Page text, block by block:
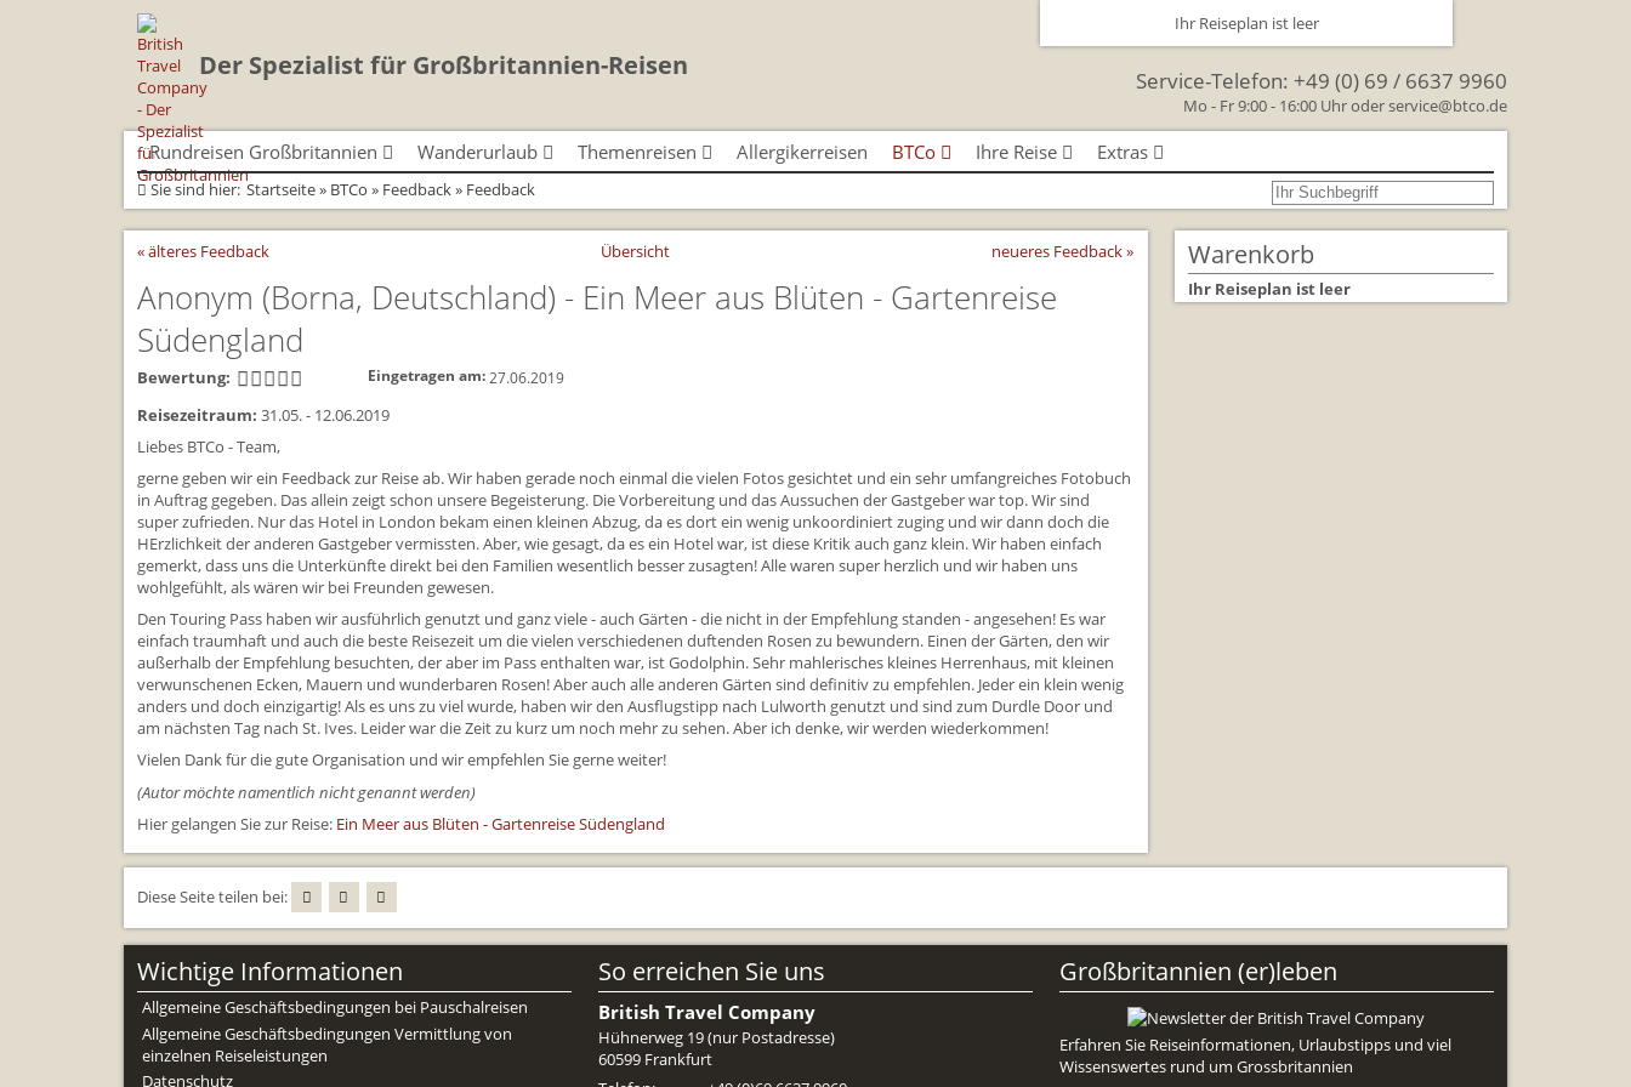
Der Spezialist für Großbritannien-Reisen Service-Telefon: +49 (0) 69 / 6637 9960
Mo - Fr 9:00 - 16:00 Uhr oderservice@btco.de
Rundreisen Großbritannien
Autorundreisen
Herzlich Willkommen
England
Wales
Busrundreisen
Cornwall
Wales
Reisen durch England und Wales
per Minibus
Minibus
Wanderurlaub
Geführte Wandertouren
Wandern in Cornwall
Wandern in England
Wandern in Wales
Individualtouren
Wandern in Cornwall (South West
Wandern in Schottland
Themenreisen
Für Outlander‑Fans: inspiriert durch die
Highland Saga
Gartenreisen England
Whiskyreisen Schottland
Allergikerreisen BTCo
News
Feedback
Ihre Reise
Anreise nach Großbritannien
Bezahlung Ihrer Großbritannien Reise
Checkliste
Individuelle Familienreisen in Großbritannien
Links
Mietwagen & Verkehr
Reiseversicherung
Unterkünfte
Zimmer
Extras
Versicherungsschutz
Sie sind hier: Startseite» BTCo » Feedback» Feedback
Ihr Reiseplan ist leer
« älteres Feedback Übersicht neueres Feedback »
Anonym (Borna, Deutschland) - Ein Meer aus Blüten - Gartenreise
Südengland
Bewertung: Eingetragen am: 27.06.2019
Reisezeitraum: 31.05. - 12.06.2019
Liebes BTCo - Team,
gerne geben wir ein Feedback zur Reise ab. Wir haben gerade noch einmal die vielen Fotos gesichtet und ein sehr umfangreiches Fotobuch
in Auftrag gegeben. Das allein zeigt schon unsere Begeisterung. Die Vorbereitung und das Aussuchen der Gastgeber war top. Wir sind
super zufrieden. Nur das Hotel in London bekam einen kleinen Abzug, da es dort ein wenig unkoordiniert zuging und wir dann doch die
HErzlichkeit der anderen Gastgeber vermissten. Aber, wie gesagt, da es ein Hotel war, ist diese Kritik auch ganz klein. Wir haben einfach
gemerkt, dass uns die Unterkünfte direkt bei den Familien wesentlich besser zusagten! Alle waren super herzlich und wir haben uns
wohlgefühlt, als wären wir bei Freunden gewesen.
Den Touring Pass haben wir ausführlich genutzt und ganz viele - auch Gärten - die nicht in der Empfehlung standen - angesehen! Es war
einfach traumhaft und auch die beste Reisezeit um die vielen verschiedenen duftenden Rosen zu bewundern. Einen der Gärten, den wir
außerhalb der Empfehlung besuchten, der aber im Pass enthalten war, ist Godolphin. Sehr mahlerisches kleines Herrenhaus, mit kleinen
verwunschenen Ecken, Mauern und wunderbaren Rosen! Aber auch alle anderen Gärten sind definitiv zu empfehlen. Jeder ein klein wenig
anders und doch einzigartig! Als es uns zu viel wurde, haben wir den Ausflugstipp nach Lulworth genutzt und sind zum Durdle Door und
am nächsten Tag nach St. Ives. Leider war die Zeit zu kurz um noch mehr zu sehen. Aber ich denke, wir werden wiederkommen!
Vielen Dank für die gute Organisation und wir empfehlen Sie gerne weiter!
(Autor möchte namentlich nicht genannt werden)
Hier gelangen Sie zur Reise: Ein Meer aus Blüten - Gartenreise Südengland
Warenkorb
Ihr Reiseplan ist leer
Diese Seite teilen bei:
Wichtige Informationen
Allgemeine Geschäftsbedingungen bei Pauschalreisen
Allgemeine Geschäftsbedingungen Vermittlung von
einzelnen Reiseleistungen
Datenschutz
So erreichen Sie uns
British Travel Company
Hühnerweg 19 (nur Postadresse)
60599 Frankfurt
Großbritannien (er)leben
Erfahren Sie Reiseinformationen, Urlaubstipps und viel
Wissenswertes rund um Grossbritannien